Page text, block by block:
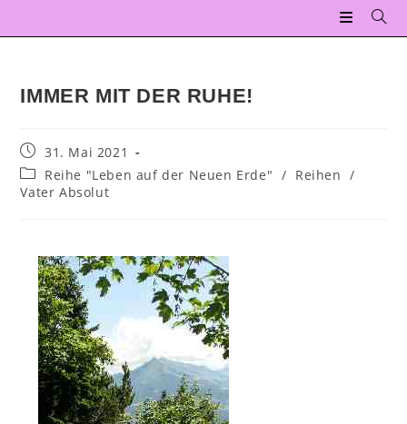
IMMER MIT DER RUHE!
31. Mai 2021
Reihe "Leben auf der Neuen Erde" / Reihen /
Vater Absolut